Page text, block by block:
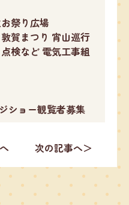
祭り広場
賀まつり 宵山巡行
検など 電気工事組
ショー観覧者募集
次の記事へ＞